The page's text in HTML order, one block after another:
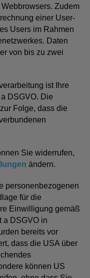
Zudem
einer User-
Users im Rahmen
Daten
von bis zu zwei
ist Ihre
DSGVO. Die
Folge, dass die
Sie widerrufen,
ändern.
personenbezogenen
für die
Einwilligung gemäß
a DSGVO in
bereits vor
dass die USA über
können US